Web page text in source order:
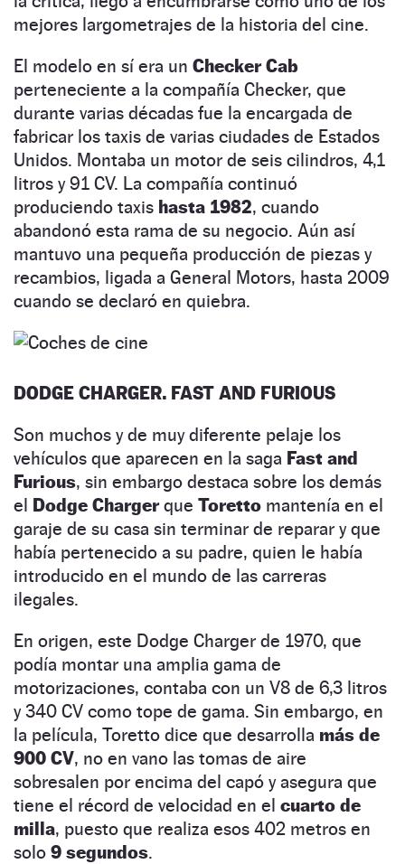
mejores largometrajes de la historia del cine.
El modelo en sí era un Checker Cab
perteneciente a la compañía Checker, que
durante varias décadas fue la encargada de
fabricar los taxis de varias ciudades de Estados
Unidos. Montaba un motor de seis cilindros, 4,1
litros y 91 CV. La compañía continuó
produciendo taxis hasta 1982, cuando
abandonó esta rama de su negocio. Aún así
mantuvo una pequeña producción de piezas y
recambios, ligada a General Motors, hasta 2009
cuando se declaró en quiebra.
DODGE CHARGER. FAST AND FURIOUS
Son muchos y de muy diferente pelaje los
vehículos que aparecen en la saga Fast and
Furious, sin embargo destaca sobre los demás
el Dodge Chargerque Toretto mantenía en el
garaje de su casa sin terminar de reparar y que
había pertenecido a su padre, quien le había
introducido en el mundo de las carreras
ilegales.
En origen, este Dodge Charger de 1970, que
podía montar una amplia gama de
motorizaciones, contaba con un V8 de 6,3 litros
y 340 CV como tope de gama. Sin embargo, en
la película, Toretto dice que desarrolla más de
900 CV, no en vano las tomas de aire
sobresalen por encima del capó y asegura que
tiene el récord de velocidad en el cuarto de
milla, puesto que realiza esos 402 metros en
solo 9 segundos.